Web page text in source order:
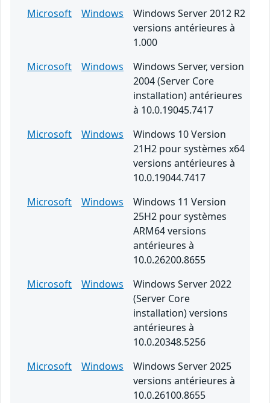
Microsoft
Windows
Windows Server 2012 R2
versions antérieures à
1.000
Microsoft
Windows
Windows Server, version
2004 (Server Core
installation) antérieures
à 10.0.19045.7417
Microsoft
Windows
Windows 10 Version
21H2 pour systèmes x64
versions antérieures à
10.0.19044.7417
Microsoft
Windows
Windows 11 Version
25H2 pour systèmes
ARM64 versions
antérieures à
10.0.26200.8655
Microsoft
Windows
Windows Server 2022
(Server Core
installation) versions
antérieures à
10.0.20348.5256
Microsoft
Windows
Windows Server 2025
versions antérieures à
10.0.26100.8655